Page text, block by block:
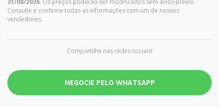
31/08/2026. Os preços poderão ser modificados sem aviso prévio.
Consulte e confirme todas as informações com um de nossos
vendedores.
Compartilhe nas redes sociais!
NEGOCIE PELO WHATSAPP